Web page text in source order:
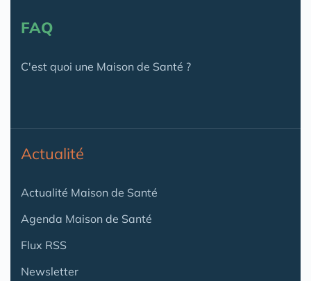
FAQ
C'est quoi une Maison de Santé ?
Actualité
Actualité Maison de Santé
Agenda Maison de Santé
Flux RSS
Newsletter